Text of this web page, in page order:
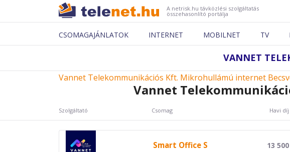
A netrisk.hu távközlési szolgáltatás
összehasonlító portálja
CSOMAGAJÁNLATOK INTERNET MOBILNET TV
VANNET
Vannet Telekommunikációs Kft. Mikrohullámú internet
Vannet
Szolgáltató Csomag Havi díj
Smart Office S 13 500